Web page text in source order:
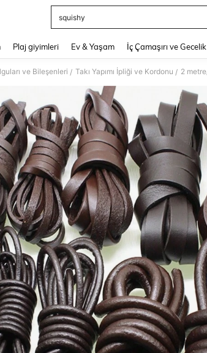
squishy
Plaj giyimleri Ev & Yaşam İç Çamaşırı ve Gecelik
ve Bileşenleri / Takı Yapımı İpliği ve Kordonu /